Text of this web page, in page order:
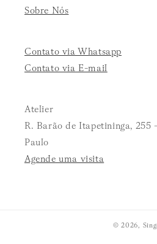
Sobre Nós
Contato via Whatsapp
Contato via E-mail
Atelier
R. Barão de Itapetininga, 255
Paulo
Agende uma visita
© 2026,